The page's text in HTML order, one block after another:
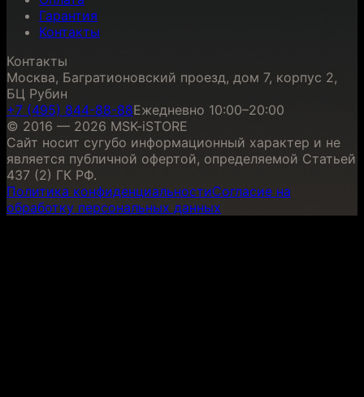
Гарантия
Контакты
Контакты
Москва, Багратионовский проезд, дом 7, корпус 2,
БЦ Рубин
+7 (495) 844-88-88Ежедневно 10:00–20:00
© 2016 — 2026 MSK-iSTORE
Сайт носит сугубо информационный характер и не
является публичной офертой, определяемой Статьей
437 (2) ГК РФ.
Политика конфиденциальностиСогласие на
обработку персональных данных